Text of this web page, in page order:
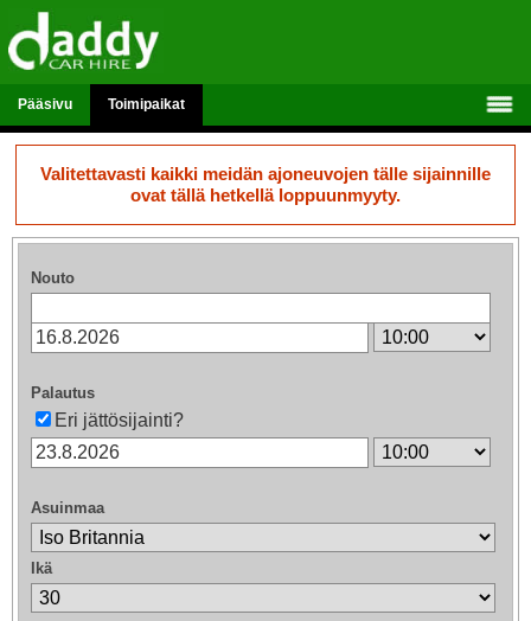
Pääsivu Toimipaikat
Valitettavasti kaikki meidän ajoneuvojen tälle sijainnille
ovat tällä hetkellä loppuunmyyty.
Nouto
Palautus
Eri jättösijainti?
Asuinmaa
Ikä